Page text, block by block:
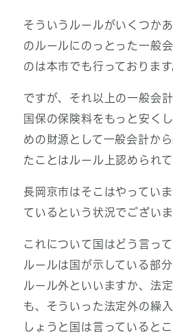
そういうルールがいくつか
のルールにのっとった一般
のは本市でも行っております
ですが、それ以上の一般会
国保の保険料をもっと安く
めの財源として一般会計か
たことはルール上認められて
長岡京市はそこはやってい
ているという状況でございま
これについて国はどう言っ
ルールは国が示している部
ルール外といいますか、法
も、そういった法定外の繰
しょうと国は言っていると